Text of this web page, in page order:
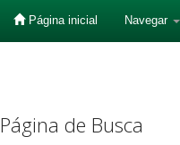
Página inicial Navegar
Página de Busca